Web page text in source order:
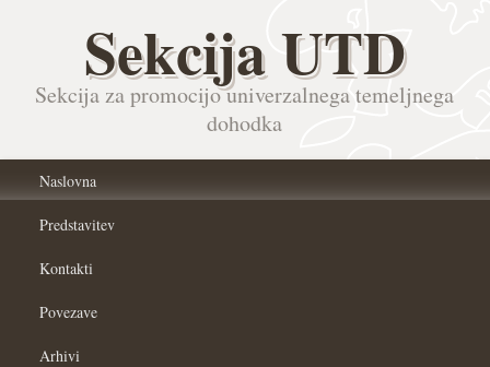
Sekcija UTD
Sekcija za promocijo univerzalnega temeljnega
dohodka
Naslovna
Predstavitev
Kontakti
Povezave
Arhivi